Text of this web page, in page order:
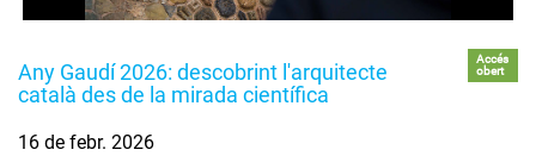
Any Gaudí 2026: descobrint l'arquitecte
català des de la mirada científica
Accés
obert
16 de febr. 2026